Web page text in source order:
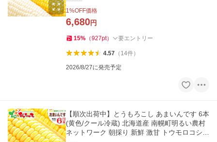
1 %OFF価格
6,680円
15% （927pt） 要エントリー
4.57（ 14件）
2026/8/27に発売予定
【順次出荷中】とうもろこし あまいんです 6本
(黄色/クール冷蔵) 北海道産 南幌町明るい農村
ネットワーク 朝採り 新鮮 激甘 トウモロコシ